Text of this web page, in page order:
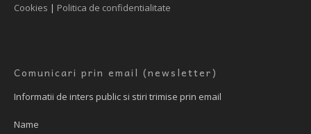
Cookies | Politica de confidentialitate
Comunicari prin email (newsletter)
Informatii de inters public si stiri trimise prin email
Name